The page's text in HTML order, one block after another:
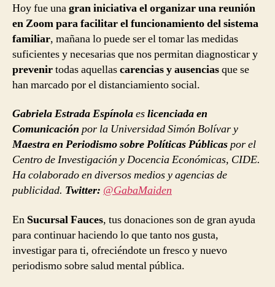
Hoy fue unagran iniciativa el organizar una reunión
en Zoom para facilitar el funcionamiento del sistema
familiar, mañana lo puede ser el tomar las medidas
suficientes y necesarias que nos permitan diagnosticar y
prevenirtodas aquellascarencias y ausenciasque se
han marcado por el distanciamiento social.
Gabriela Estrada Espínolaeslicenciada en
Comunicación por la Universidad Simón Bolívar y
Maestra en Periodismo sobre Políticas Públicaspor el
Centro de Investigación y Docencia Económicas, CIDE.
Ha colaborado en diversos medios y agencias de
publicidad. Twitter: @GabaMaiden
En Sucursal Fauces, tus donaciones son de gran ayuda
para continuar haciendo lo que tanto nos gusta,
investigar para ti, ofreciéndote un fresco y nuevo
periodismo sobre salud mental pública.